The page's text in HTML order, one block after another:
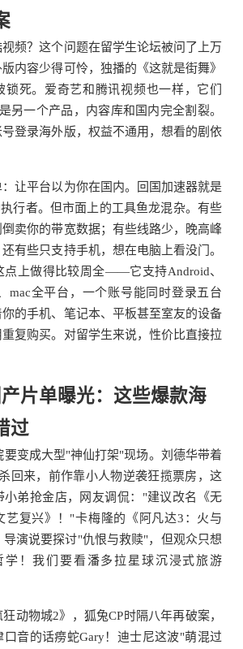
频？这个问题在留学生论坛被问了上万
内容少得可怜，独播的《这就是街舞》
锁死。爱奇艺和腾讯视频也一样，它们
另一个产品，内容库和国内完全割裂。
登录海外版，权益不通用，想看的剧依
让平台以为你在国内。回国加速器就是
行者。但市面上的工具鱼龙混杂。有些
卖你的带宽数据；有些线路少，晚高峰
有些只支持手机，想在电脑上看没门。
点上做得比较周全——它支持Android、
mac全平台，一个账号能同时登录五台
的手机、笔记本、平板甚至室友的设备
复购买。对留学生来说，性价比直接拉
片单曝光：这些爆款海
过
要变成大型"神仙打架"现场。刘德华带着
回来，前作靠小人物逆袭狂揽票房，这
小弟抢金店，网友调侃："建议改名《无
艺复兴》！"卡梅隆的《阿凡达3：火与
导演说要探讨"仇恨与救赎"，但观众只想
学！我们要看潘多拉星球沉浸式旅游
动物城2》，狐兔CP时隔八年再破案，
口音的话痨蛇Gary！迪士尼这波"萌混过